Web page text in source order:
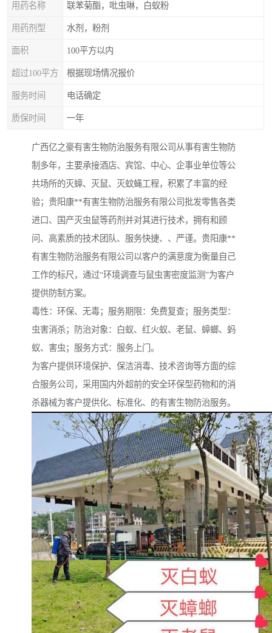
用药名称 联苯菊酯，吡虫啉，白蚁粉
用药剂型 水剂，粉剂
面积 100平方以内
超过100平方 根据现场情况报价
服务时间 电话确定
质保时间 一年
广西亿之豪有害生物防治服务有限公司从事有害生物防
制多年，主要承接酒店、宾馆、中心、企事业单位等公
共场所的灭蟑、灭鼠、灭蚊蝇工程，积累了丰富的经
验；贵阳康**有害生物防治服务有限公司批发零售各类
进口、国产灭虫鼠等药剂并对其进行技术，拥有和顾
问、高素质的技术团队、服务快捷、、严谨。贵阳康**
有害生物防治服务有限公司以客户的满意度为衡量自己
工作的标尺，通过“环境调查与鼠虫害密度监测”为客户
提供防制方案。
毒性：环保、无毒；服务期限：免费复查；服务类型：
虫害消杀；防治对象：白蚁、红火蚁、老鼠、蟑螂、蚂
蚁、害虫；服务方式：服务上门。
为客户提供环境保护、保洁消毒、技术咨询等方面的综
合服务公司，采用国内外超前的安全环保型药物和的消
杀器械为客户提供化、标准化、的有害生物防治服务。